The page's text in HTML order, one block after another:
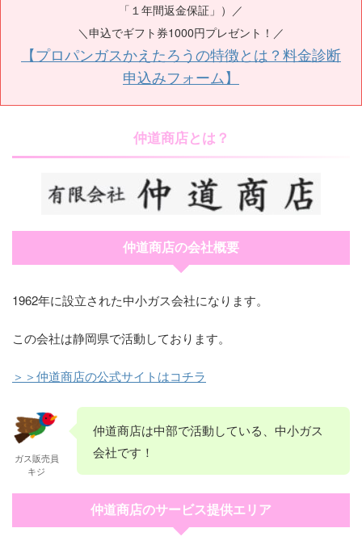
「１年間返金保証」）／
＼申込でギフト券1000円プレゼント！／
【プロパンガスかえたろうの特徴とは？料金診断
申込みフォーム】
仲道商店とは？
仲道商店の会社概要
1962年に設立された中小ガス会社になります。
この会社は静岡県で活動しております。
＞＞仲道商店の公式サイトはコチラ
ガス販売員
キジ
仲道商店は中部で活動している、中小ガス
会社です！
仲道商店のサービス提供エリア